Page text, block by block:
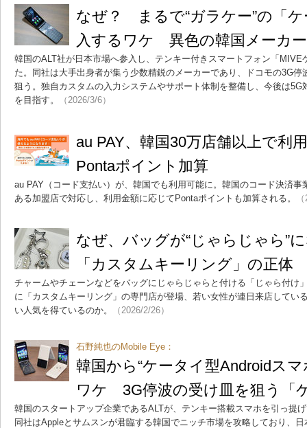
なぜ？ まるで“ガラケー”の「
入するワケ 異色の韓国メーカ
韓国のALT社が日本市場へ参入し、テンキー付きスマートフォン「MIVE
た。同社は大手出身者が集う少数精鋭のメーカーであり、ドコモの3G
狙う。独自カスタムの入力システムやサポート体制を整備し、今後は
を目指す。
（2026/3/6）
au PAY、韓国30万店舗以上で
Pontaポイント加算
au PAY（コード支払い）が、韓国でも利用可能に。韓国のコード決済事
ある加盟店で対応し、利用金額に応じてPontaポイントも加算される。
なぜ、バッグが“じゃらじゃら”
「カスタムキーリング」の正体
チャームやチェーンなどをバッグにじゃらじゃらと付ける「じゃら付け
に「カスタムキーリング」の専門店が登場、若い女性が連日来店してい
い人気を得ているのか。
（2026/2/26）
石野純也のMobile Eye：
韓国から“ケータイ型Androidス
ワケ 3G停波の受け皿を狙う「
韓国のスタートアップ企業であるALTが、テンキー搭載スマホを引っ提
同社はAppleとサムスンが君臨する韓国でニッチ市場を攻略しており、